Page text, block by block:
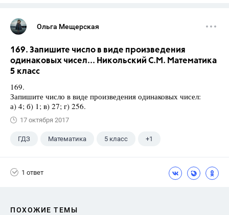
Ольга Мещерская
169. Запишите число в виде произведения
одинаковых чисел... Никольский С.М. Математика
5 класс
169.
Запишите число в виде произведения одинаковых чисел:
а) 4; б) 1; в) 27; г) 256.
17 октября 2017
ГДЗ Математика 5 класс +1
1 ответ
ПОХОЖИЕ ТЕМЫ